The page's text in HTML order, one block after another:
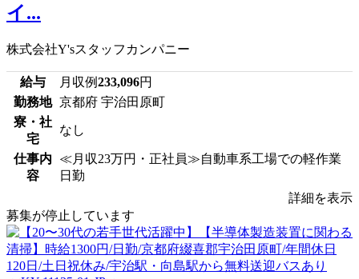
イ...
株式会社Y'sスタッフカンパニー
給与 月収例233,096円
勤務地 京都府 宇治田原町
寮・社
宅
なし
仕事内
容
≪月収23万円・正社員≫自動車系工場での軽作業
日勤
詳細を表示
募集が停止しています